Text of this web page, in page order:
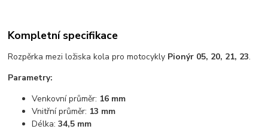
Kompletní specifikace
Rozpěrka mezi ložiska kola pro motocykly Pionýr 05, 20, 21, 23.
Parametry:
Venkovní průměr: 16 mm
Vnitřní průměr: 13 mm
Délka:34,5 mm